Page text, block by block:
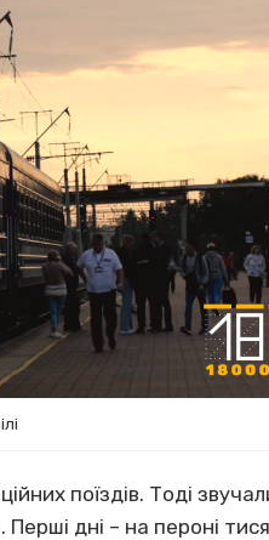
поїздів. Тоді
дні – на пероні